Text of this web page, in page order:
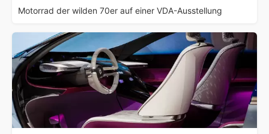
Motorrad der wilden 70er auf einer VDA-Ausstellung